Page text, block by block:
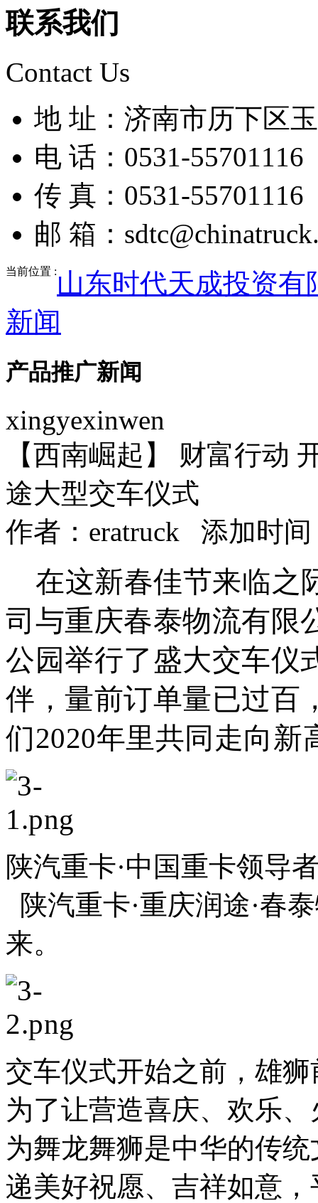
联系我们
Contact Us
地 址：济南市历下区
电 话：0531-55701116
传 真：0531-55701116
邮 箱：
当前位置 : 山东时代天成投资有
新闻
产品推广新闻
xingyexinwen
【西南崛起】 财富行动
途大型交车仪式
作者： eratruck 添加时间
在这新春佳节来临之
司与重庆春泰物流有限
公园举行了盛大交车仪
伴，量前订单量已过百
们2020年里共同走向新
陕汽重卡·中国重卡领导
陕汽重卡·重庆润途·春
来。
交车仪式开始之前，雄
为了让营造喜庆、欢乐
为舞龙舞狮是中华的传
递美好祝愿、吉祥如意